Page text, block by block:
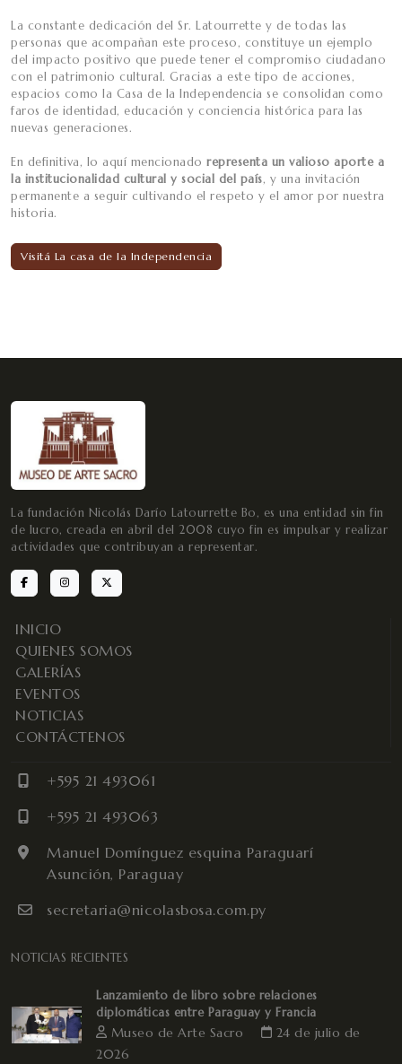
La constante dedicación del Sr. Latourrette y de todas las
personas que acompañan este proceso, constituye un ejemplo
del impacto positivo que puede tener el compromiso ciudadano
con el patrimonio cultural. Gracias a este tipo de acciones,
espacios como la Casa de la Independencia se consolidan como
faros de identidad, educación y conciencia histórica para las
nuevas generaciones.
En definitiva, lo aquí mencionado representa un valioso aporte a
la institucionalidad cultural y social del país, y una invitación
permanente a seguir cultivando el respeto y el amor por nuestra
historia.
Visitá La casa de la Independencia
La fundación Nicolás Darío Latourrette Bo, es una entidad sin fin
de lucro, creada en abril del 2008 cuyo fin es impulsar y realizar
actividades que contribuyan a representar.
INICIO
QUIENES SOMOS
GALERÍAS
EVENTOS
NOTICIAS
CONTÁCTENOS
+595 21 493061
+595 21 493063
Manuel Domínguez esquina Paraguarí
Asunción, Paraguay
secretaria@nicolasbosa.com.py
NOTICIAS RECIENTES
Lanzamiento de libro sobre relaciones
diplomáticas entre Paraguay y Francia
Museo de Arte Sacro
24 de julio de
2026